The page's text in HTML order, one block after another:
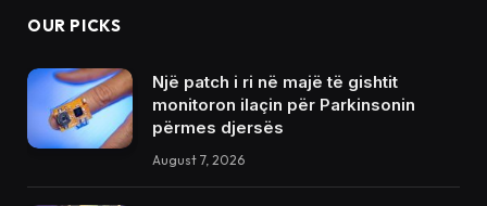
OUR PICKS
Një patch i ri në majë të gishtit
monitoron ilaçin për Parkinsonin
përmes djersës
August 7, 2026